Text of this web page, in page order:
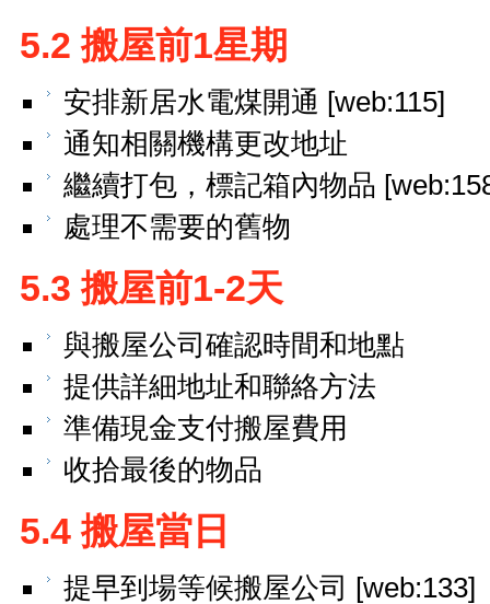
5.2 搬屋前1星期
安排新居水電煤開通 [web:115]
通知相關機構更改地址
繼續打包，標記箱內物品
處理不需要的舊物
5.3 搬屋前1-2天
與搬屋公司確認時間和地點
提供詳細地址和聯絡方法
準備現金支付搬屋費用
收拾最後的物品
5.4 搬屋當日
提早到場等候搬屋公司 [web:133]